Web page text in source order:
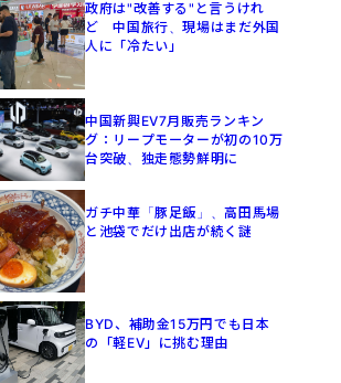
政府は"改善する"と言うけれ
ど 中国旅行、現場はまだ外国
人に「冷たい」
中国新興EV7月販売ランキン
グ：リープモーターが初の10万
台突破、独走態勢鮮明に
ガチ中華「豚足飯」、高田馬場
と池袋でだけ出店が続く謎
BYD、補助金15万円でも日本
の「軽EV」に挑む理由